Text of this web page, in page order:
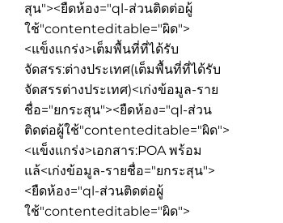
สุน"><ยืดห้อง="ql-ส่วนติดต่อผู้
ใช้"contenteditable="ผิด">
<แข็งแกร่ง>เต็มพื้นที่ที่ได้รับ
จัดสรร:ต่างประเทศ(เต็มพื้นที่ที่ได้รับ
จัดสรรต่างประเทศ)<เก่งข้อมูล-ราย
ชื่อ="ยกระสุน"><ยืดห้อง="ql-ส่วน
ติดต่อผู้ใช้"contenteditable="ผิด">
<แข็งแกร่ง>เอกสาร:POA พร้อม
แล้<เก่งข้อมูล-รายชื่อ="ยกระสุน">
<ยืดห้อง="ql-ส่วนติดต่อผู้
ใช้"contenteditable="ผิด">